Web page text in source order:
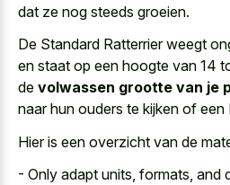
dat ze nog steeds groeien.
De Standard Ratterrier weegt
en staat op een hoogte van 14
de volwassen grootte van je
naar hun ouders te kijken of
Hier is een overzicht van de
- Only adapt units, formats, and